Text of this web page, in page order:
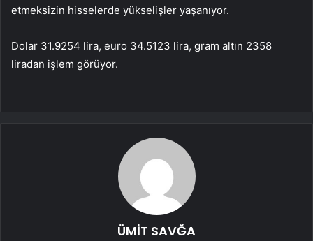
etmeksizin hisselerde yükselişler yaşanıyor.
Dolar 31.9254 lira, euro 34.5123 lira, gram altın 2358
liradan işlem görüyor.
ÜMİT SAVĞA